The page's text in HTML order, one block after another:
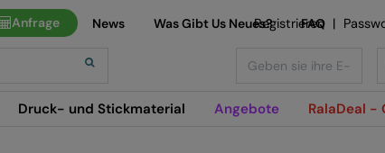
Druck- und Stickmaterial Angebote RalaDeal -
Anfrage News Was Gibt Us Neues? FAQ
Registrieren |